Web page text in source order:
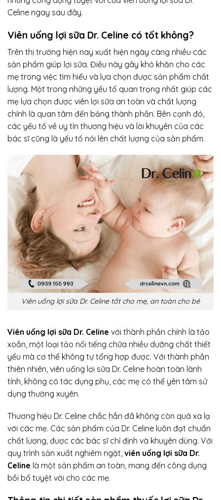
Celine ngay sau đây.
Viên uống lợi sữa Dr. Celine có tốt không?
Trên thị trường hiện nay xuất hiện ngày càng nhiều các
sản phẩm giúp lợi sữa. Điều này gây khó khăn cho các
mẹ trong việc tìm hiểu và lựa chọn được sản phẩm chất
lượng. Một trong những yếu tố quan trọng nhất giúp các
mẹ lựa chọn được viên lợi sữa an toàn và chất lượng
chính là quan tâm đến bảng thành phần. Bên cạnh đó,
các yếu tố về uy tín thương hiệu và lời khuyên của các
bác sĩ cũng là yếu tố nói lên chất lượng của sản phẩm.
Viên uống lợi sữa Dr. Celine tốt cho mẹ, an toàn cho bé
Viên uống lợi sữa Dr. Celine với thành phần chính là tảo
xoắn, một loại tảo nổi tiếng chữa nhiều dưỡng chất thiết
yếu mà cơ thể không tự tổng hợp được. Với thành phần
thiên nhiên, viên uống lợi sữa Dr. Celine hoàn toàn lành
tính, không có tác dụng phụ, các mẹ có thể yên tâm sử
dụng thường xuyên.
Thương hiệu Dr. Celine chắc hẳn đã không còn quá xa lạ
với các mẹ. Các sản phẩm của Dr. Celine luôn đạt chuẩn
chất lượng, được các bác sĩ chỉ định và khuyên dùng. Với
quy trình sản xuất nghiêm ngặt, viên uống lợi sữa Dr.
Celine là một sản phẩm an toàn, mang đến công dụng
bồi bổ tuyệt vời cho các mẹ.